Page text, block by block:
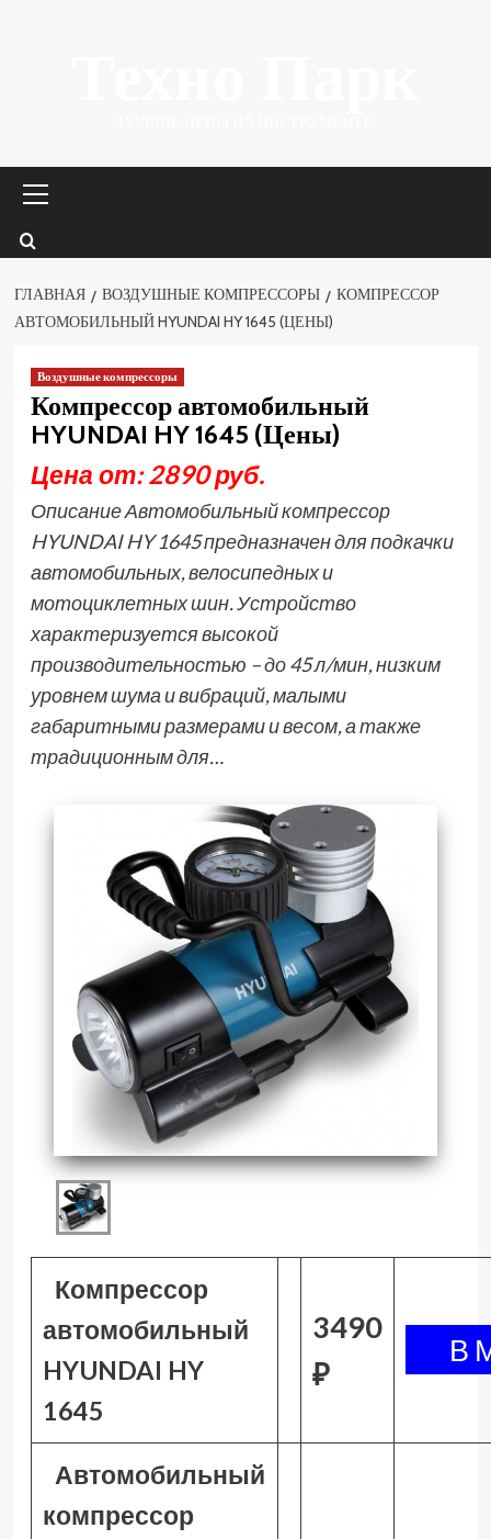
меню
ГЛАВНАЯ ВОЗДУШНЫЕ КОМПРЕССОРЫ
КОМПРЕССОР
АВТОМОБИЛЬНЫЙ HYUNDAI HY 1645 (ЦЕНЫ)
Воздушные компрессоры
Компрессор автомобильный
HYUNDAI HY 1645 (Цены)
Цена от: 2890 руб.
Описание Автомобильный компрессор
HYUNDAI HY 1645 предназначен для подкачки
автомобильных, велосипедных и
мотоциклетных шин. Устройство
характеризуется высокой
производительностью – до 45 л/мин, низким
уровнем шума и вибраций, малыми
габаритными размерами и весом, а также
традиционным для…
Компрессор
автомобильный
HYUNDAI HY
1645
3490
₽
Автомобильный
компрессор